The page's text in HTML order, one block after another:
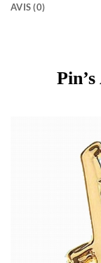
AVIS (0)